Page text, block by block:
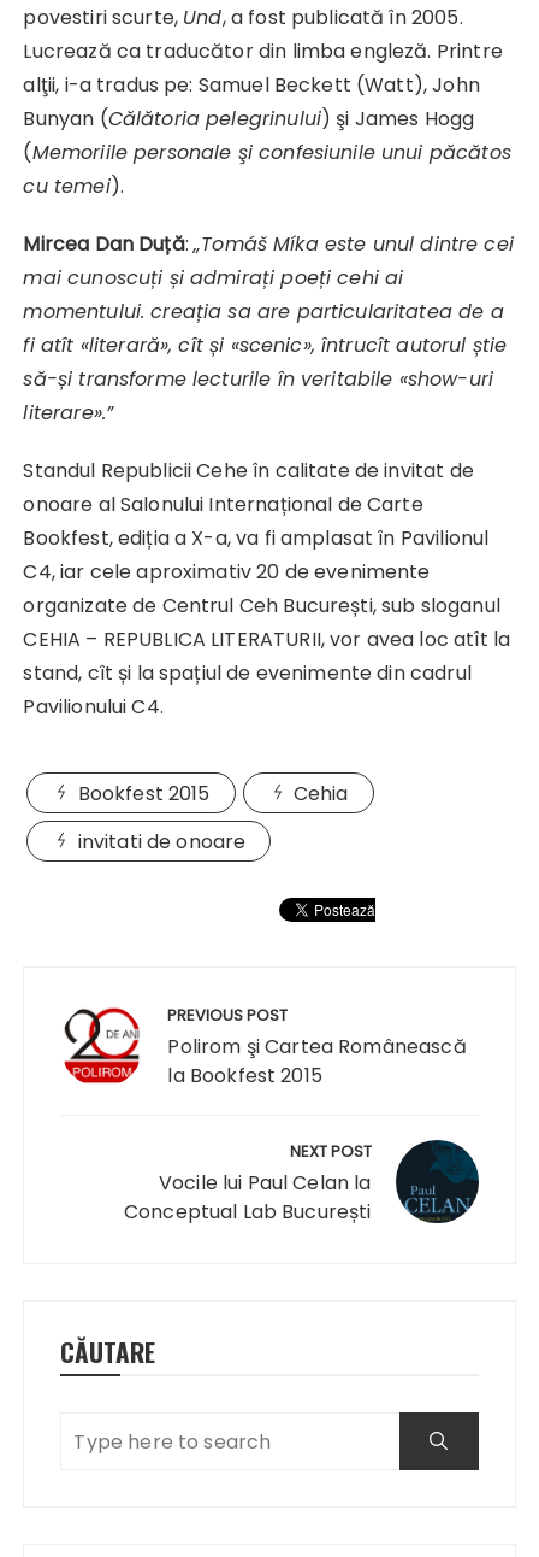
povestiri scurte, Und, a fost publicată în 2005.
Lucrează ca traducător din limba engleză. Printre
alţii, i-a tradus pe: Samuel Beckett (Watt), John
Bunyan (Călătoria pelegrinului) şi James Hogg
(Memoriile personale şi confesiunile unui păcătos
cu temei).
Mircea Dan Duță:„Tomáš Míka este unul dintre cei
mai cunoscuți și admirați poeți cehi ai
momentului. creația sa are particularitatea de a
fi atît «literară», cît și «scenic», întrucît autorul știe
să-și transforme lecturile în veritabile «show-uri
literare».”
Standul Republicii Cehe în calitate de invitat de
onoare al Salonului Internațional de Carte
Bookfest, ediția a X-a, va fi amplasat în Pavilionul
C4, iar cele aproximativ 20 de evenimente
organizate de Centrul Ceh București, sub sloganul
CEHIA – REPUBLICA LITERATURII, vor avea loc atît la
stand, cît și la spațiul de evenimente din cadrul
Pavilionului C4.
Bookfest 2015
Cehia
invitati de onoare
articole
PREVIOUS POST
Polirom şi Cartea Românească
la Bookfest 2015
NEXT POST
Vocile lui Paul Celan la
Conceptual Lab București
CĂUTARE